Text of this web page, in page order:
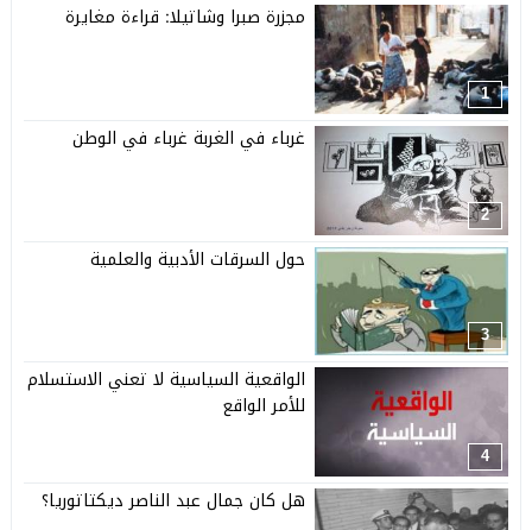
1
مجزرة صبرا وشاتيلا: قراءة مغايرة
2
غرباء في الغربة غرباء في الوطن
3
حول السرقات الأدبية والعلمية
4
الواقعية السياسية لا تعني الاستسلام
للأمر الواقع
هل كان جمال عبد الناصر ديكتاتوريا؟